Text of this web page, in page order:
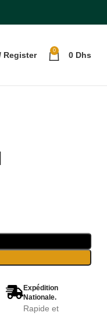
Register 0 0 Dhs
Expédition
Nationale.
Rapide et